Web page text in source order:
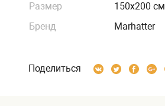
Размер
150х200 см
Бренд
Marhatter
Поделиться